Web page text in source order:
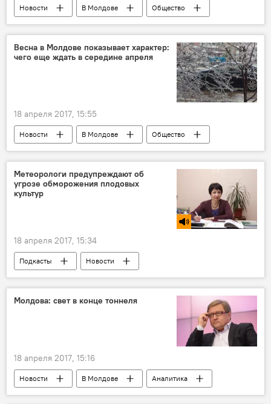
Новости В Молдове
Общество
Республика Молдова
СССР
Россотрудничество
комитет "Победа"
Великая Отечественная война
ветераны
День Победы
Весна в Молдове показывает характер:
чего еще ждать в середине апреля
18 апреля 2017, 15:55
Новости В Молдове
Общество
Республика Молдова
Татьяна Миронова
заморозки
прогноз
Метеорологи предупреждают об
угрозе обморожения плодовых
культур
18 апреля 2017, 15:34
Подкасты
Новости
Республика Молдова
заморозки
урожай
похолодание
Молдова: свет в конце тоннеля
18 апреля 2017, 15:16
Новости В Молдове
Аналитика
Республика Молдова